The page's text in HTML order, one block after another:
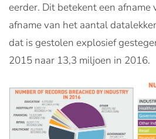
eerder. Dit betekent een afname
afname van het aantal
dat is gestolen explosief
2015 naar 13,3 miljoen in 2016.